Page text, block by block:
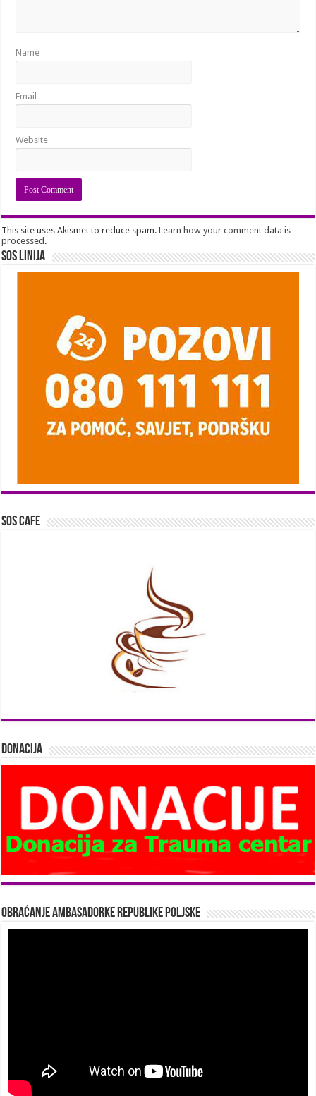
Name
Email
Website
This site uses Akismet to reduce spam.Learn how your comment data is
processed .
SOS Linija
SOS Cafe
Donacija
Obraćanje Ambasadorke Republike Poljske